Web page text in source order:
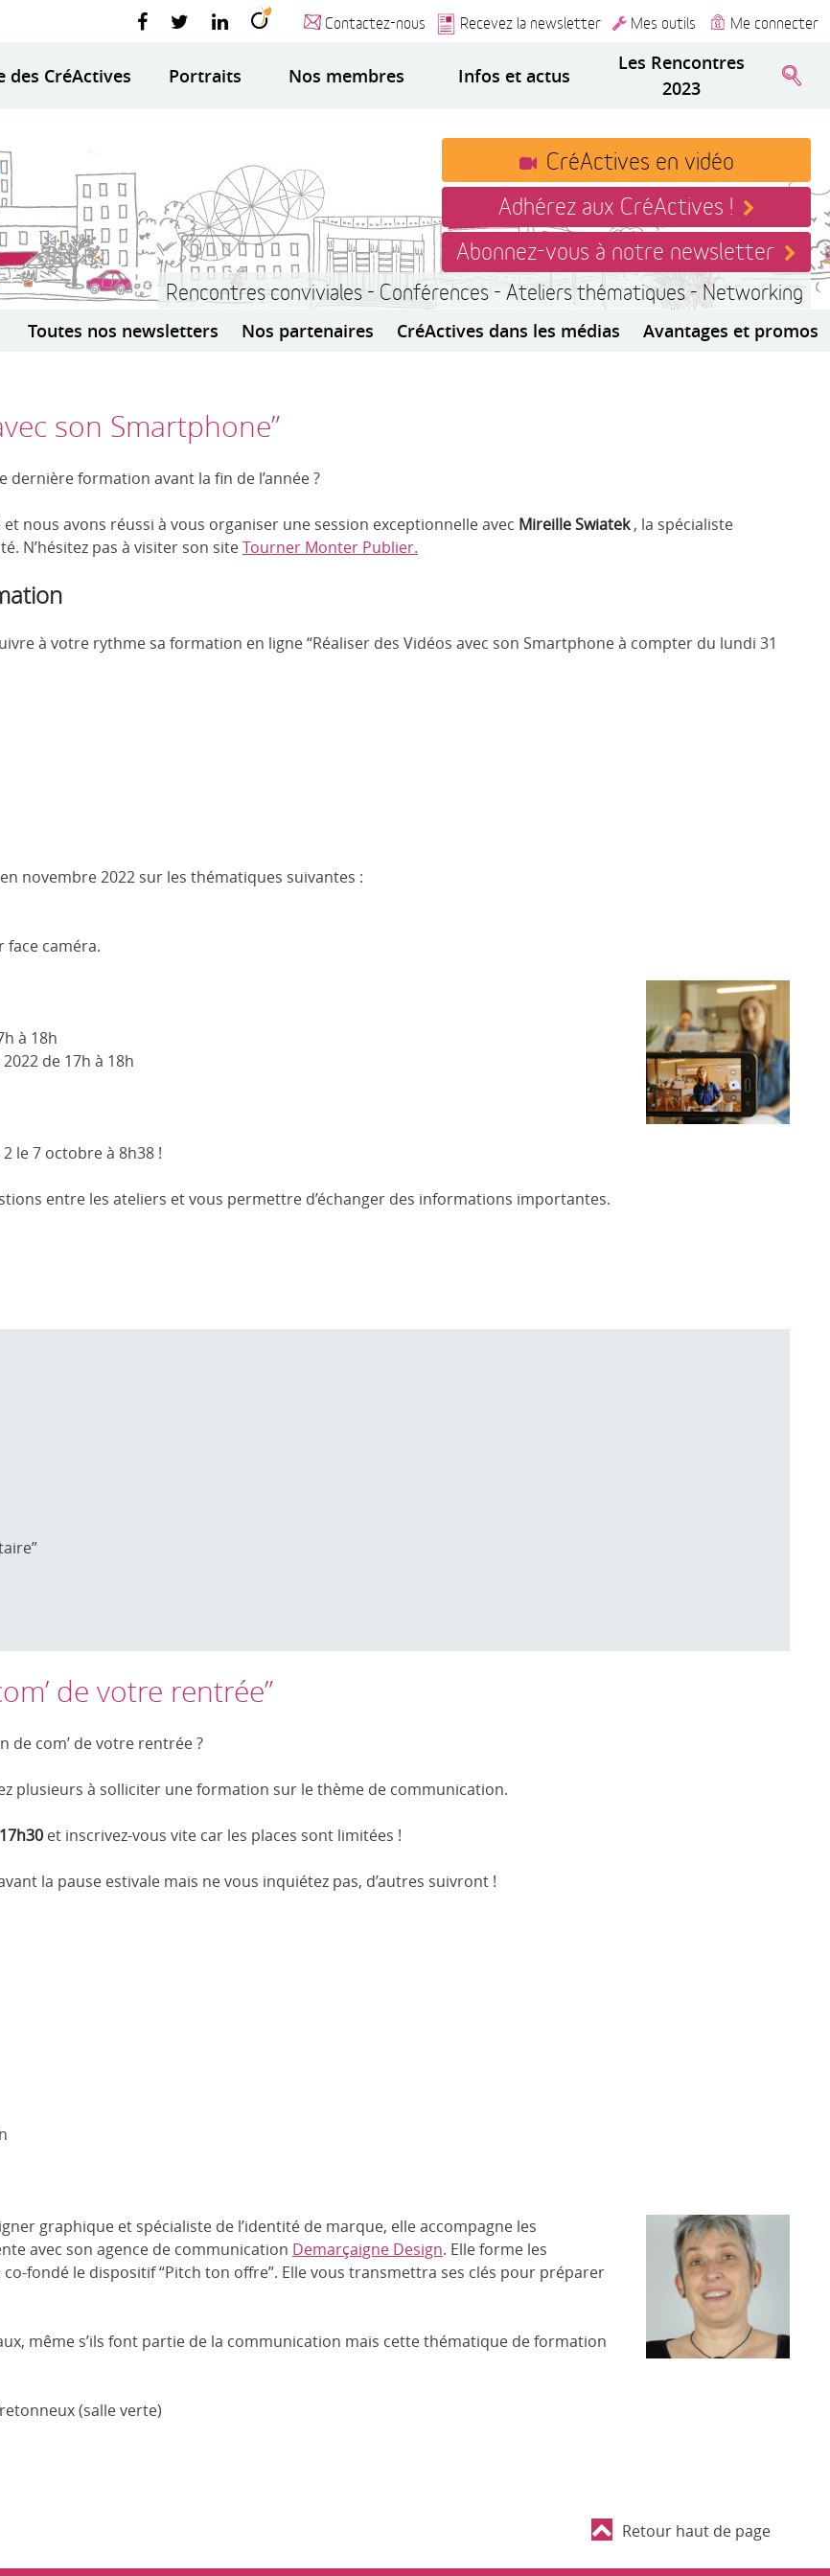
Contactez-nous Recevez la newsletter Mes outils Me connecter
des CréActives Portraits Nos membres Infos et actus
Les Rencontres
2023
CréActives en vidéo
Adhérez aux CréActives !
Abonnez-vous à notre newsletter
Rencontres conviviales - Conférences - Ateliers thématiques - Networking
Toutes nos newsletters Nos partenaires CréActives dans les médias Avantages et promos
son Smartphone”
dernière formation avant la fin de l’année ?
nous avons réussi à vous organiser une session exceptionnelle avec Mireille Swiatek, la spécialiste
N’hésitez pas à visiter son siteTourner Monter Publier.
à votre rythme sa formation en ligne “Réaliser des Vidéos avec son Smartphone à compter du lundi 31
novembre 2022 sur les thématiques suivantes :
face caméra.
à 18h
de 17h à 18h
le 7 octobre à 8h38 !
entre les ateliers et vous permettre d’échanger des informations importantes.
de votre rentrée”
de com’ de votre rentrée ?
plusieurs à solliciter une formation sur le thème de communication.
et inscrivez-vous vite car les places sont limitées !
la pause estivale mais ne vous inquiétez pas, d’autres suivront !
graphique et spécialiste de l’identité de marque, elle accompagne les
avec son agence de communication Demarçaigne Design. Elle forme les
fondé le dispositif “Pitch ton offre”. Elle vous transmettra ses clés pour préparer
même s’ils font partie de la communication mais cette thématique de formation
(salle verte)
Retour haut de page